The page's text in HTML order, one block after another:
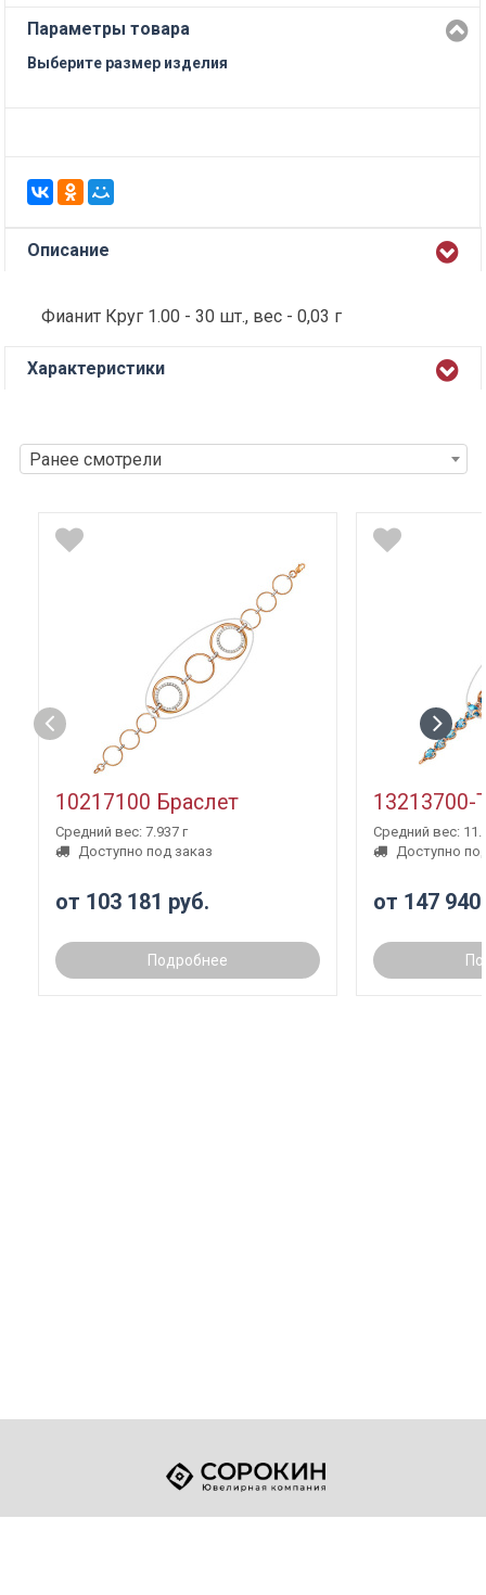
Параметры товара
Выберите размер изделия
Описание
Фианит Круг 1.00 - 30 шт., вес - 0,03 г
Характеристики
Ранее смотрели
10217100 Браслет
Средний вес: 7.937 г
Доступно под заказ
от 103 181 руб.
Подробнее
13213700-
Средний вес:
Доступно
от 147 940